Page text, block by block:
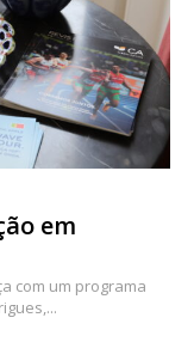
em
com um programa